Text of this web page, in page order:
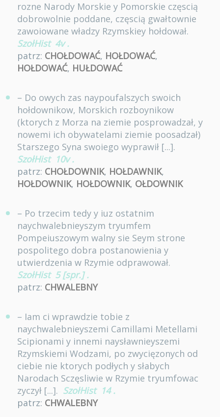
rozne Narody Morskie y Pomorskie częscią
dobrowolnie poddane, częscią gwałtownie
zawoiowane władzy Rzymskiey hołdował.
SzołHist 4v .
patrz: CHOŁDOWAĆ, HOŁDOWAĆ,
HOŁDOWAĆ, HUŁDOWAĆ
– Do owych zas naypoufalszych swoich
hołdownikow, Morskich rozboynikow
(ktorych z Morza na ziemie posprowadzał, y
nowemi ich obywatelami ziemie poosadzał)
Starszego Syna swoiego wyprawił [...].
SzołHist 10v .
patrz: CHOŁDOWNIK, HOŁDAWNIK,
HOŁDOWNIK, HOŁDOWNIK, OŁDOWNIK
– Po trzecim tedy y iuz ostatnim
naychwalebnieyszym tryumfem
Pompeiuszowym walny sie Seym strone
pospolitego dobra postanowienia y
utwierdzenia w Rzymie odprawował.
SzołHist 5 [spr.] .
patrz: CHWALEBNY
– Iam ci wprawdzie tobie z
naychwalebnieyszemi Camillami Metellami
Scipionami y innemi naysławnieyszemi
Rzymskiemi Wodzami, po zwycięzonych od
ciebie nie ktorych podłych y słabych
Narodach Sczęsliwie w Rzymie tryumfowac
zyczył [...]. SzołHist 14 .
patrz: CHWALEBNY